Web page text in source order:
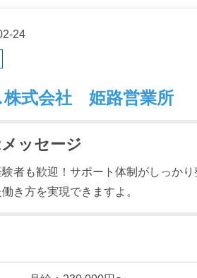
24
株式会社 姫路営業所
ッセージ
験者も歓迎！サポート体制がしっか
働き方を実現できますよ。